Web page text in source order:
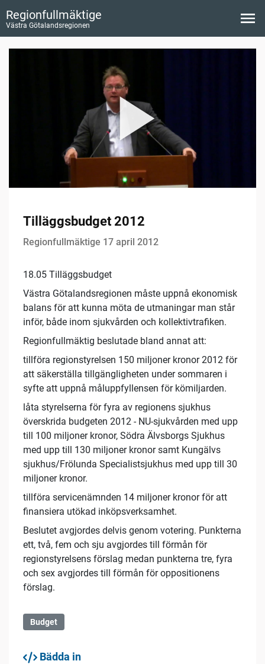
Regionfullmäktige
Västra Götalandsregionen
Tilläggsbudget 2012
Regionfullmäktige 17 april 2012
18.05 Tilläggsbudget
Västra Götalandsregionen måste uppnå ekonomisk
balans för att kunna möta de utmaningar man står
inför, både inom sjukvården och kollektivtrafiken.
Regionfullmäktig beslutade bland annat att:
tillföra regionstyrelsen 150 miljoner kronor 2012 för
att säkerställa tillgängligheten under sommaren i
syfte att uppnå måluppfyllensen för kömiljarden.
låta styrelserna för fyra av regionens sjukhus
överskrida budgeten 2012 - NU-sjukvården med upp
till 100 miljoner kronor, Södra Älvsborgs Sjukhus
med upp till 130 miljoner kronor samt Kungälvs
sjukhus/Frölunda Specialistsjukhus med upp till 30
miljoner kronor.
tillföra servicenämnden 14 miljoner kronor för att
finansiera utökad inköpsverksamhet.
Beslutet avgjordes delvis genom votering. Punkterna
ett, två, fem och sju avgjordes till förmån för
regionstyrelsens förslag medan punkterna tre, fyra
och sex avgjordes till förmån för oppositionens
förslag.
Budget
Bädda in